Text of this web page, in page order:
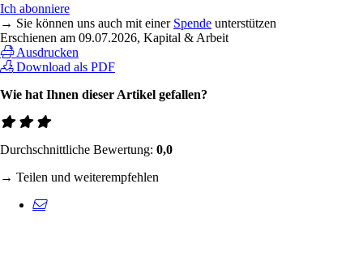
Ich abonniere
→ Sie können uns auch mit einer Spende unterstützen
Erschienen am 09.07.2026, Kapital & Arbeit
Ausdrucken
Download als PDF
Wie hat Ihnen dieser Artikel gefallen?
Durchschnittliche Bewertung: 0,0
→ Teilen und weiterempfehlen